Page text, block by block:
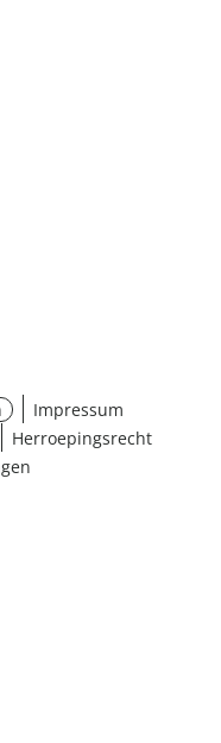
Impressum
Herroepingsrecht